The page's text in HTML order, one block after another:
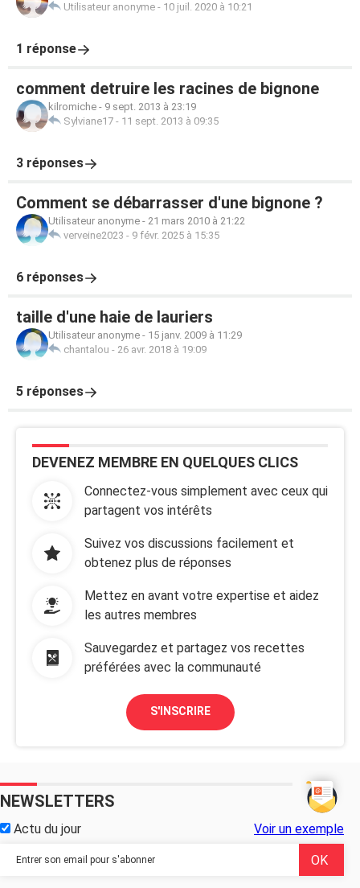
Utilisateur anonyme - 10 juil. 2020 à 10:21
1 réponse
comment detruire les racines de bignone
kilromiche - 9 sept. 2013 à 23:19
Sylviane17 - 11 sept. 2013 à 09:35
3 réponses
Comment se débarrasser d'une bignone ?
Utilisateur anonyme - 21 mars 2010 à 21:22
verveine2023 - 9 févr. 2025 à 15:35
6 réponses
taille d'une haie de lauriers
Utilisateur anonyme - 15 janv. 2009 à 11:29
chantalou - 26 avr. 2018 à 19:09
5 réponses
DEVENEZ MEMBRE EN QUELQUES CLICS
Connectez-vous simplement avec ceux qui
partagent vos intérêts
Suivez vos discussions facilement et
obtenez plus de réponses
Mettez en avant votre expertise et aidez
les autres membres
Sauvegardez et partagez vos recettes
préférées avec la communauté
S'INSCRIRE
NEWSLETTERS
Actu du jour Voir un exemple